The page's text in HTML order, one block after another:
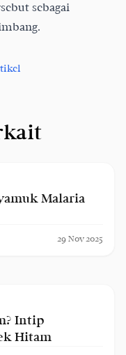
sebagai
Malaria
29 Nov 2025
Intip
Hitam